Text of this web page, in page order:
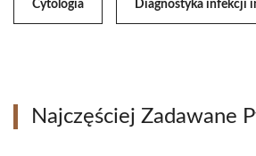
Cytologia Diagnostyka infekcji
Najczęściej Zadawane